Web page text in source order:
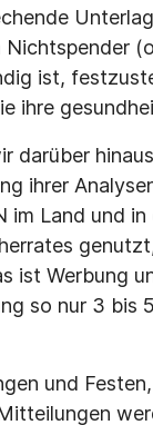
ist,
ihre
darüber
ihrer
im Land und
ist Werbung
so nur 3
und